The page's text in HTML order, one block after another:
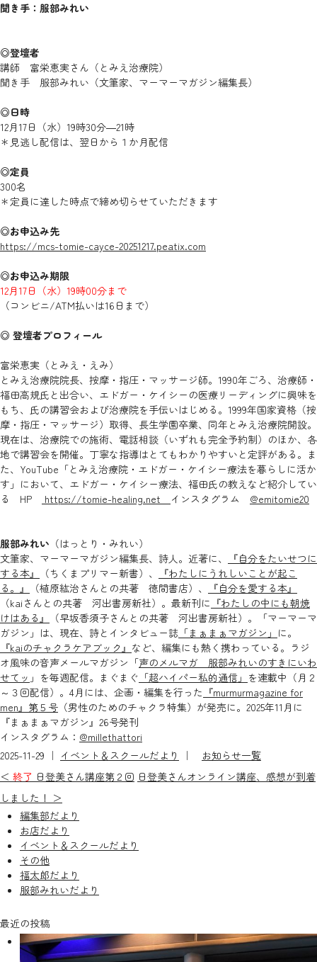
聞き手：服部みれい
◎登壇者
講師 富栄恵実さん（とみえ治療院）
聞き手 服部みれい（文筆家、マーマーマガジン編集長）
◎日時
12月17日（水）19時30分―21時
＊見逃し配信は、翌日から１か月配信
◎定員
300名
＊定員に達した時点で締め切らせていただきます
◎お申込み先
https://mcs-tomie-cayce-20251217.peatix.com
◎お申込み期限
12月17日（水）19時00分まで
（コンビニ/ATM払いは16日まで）
◎ 登壇者プロフィール
富栄恵実（とみえ・えみ）
とみえ治療院院長、按摩・指圧・マッサージ師。1990年ごろ、治療師・
福田高規氏と出合い、エドガー・ケイシーの医療リーディングに興味を
もち、氏の講習会および治療院を手伝いはじめる。1999年国家資格（按
摩・指圧・マッサージ）取得、長生学園卒業、同年とみえ治療院開設。
現在は、治療院での施術、電話相談（いずれも完全予約制）のほか、各
地で講習会を開催。丁寧な指導はとてもわかりやすいと定評がある。ま
た、YouTube「とみえ治療院・エドガー・ケイシー療法を暮らしに活か
す」において、エドガー・ケイシー療法、福田氏の教えなど紹介してい
る HP
https://tomie-healing.net インスタグラム @emitomie20
服部みれい （はっとり・みれい）
文筆家、マーマーマガジン編集長、詩人。近著に、
『自分をたいせつに
する本』
（ちくまプリマー新書）、
『わたしにうれしいことが起こ
る。』
（植原紘治さんとの共著 徳間書店）、
『自分を愛する本』
（kaiさんとの共著 河出書房新社）。最新刊に 『わたしの中にも朝焼
けはある』
（早坂香須子さんとの共著 河出書房新社）。「マーマーマ
ガジン」は、現在、詩とインタビュー誌 「まぁまぁマガジン」 に。
『kaiのチャクラケアブック』 など、編集にも熱く携わっている。ラジ
オ風味の音声メールマガジン「声のメルマガ 服部みれいのすきにいわ
せてッ 」を毎週配信。まぐまぐ 「超ハイパー私的通信」 を連載中（月２
～３回配信）。4月には、企画・編集を行った 『murmurmagazine for
men』第５号 （男性のためのチャクラ特集）が発売に。2025年11月に
『まぁまぁマガジン』26号発刊
インスタグラム： @millethattori
2025-11-29 ｜ イベント＆スクールだより ｜ お知らせ一覧
＜ 終了 日登美さん講座第２回 日登美さんオンライン講座、感想が到着
しました！ ＞
編集部だより
お店だより
イベント＆スクールだより
その他
福太郎だより
服部みれいだより
最近の投稿